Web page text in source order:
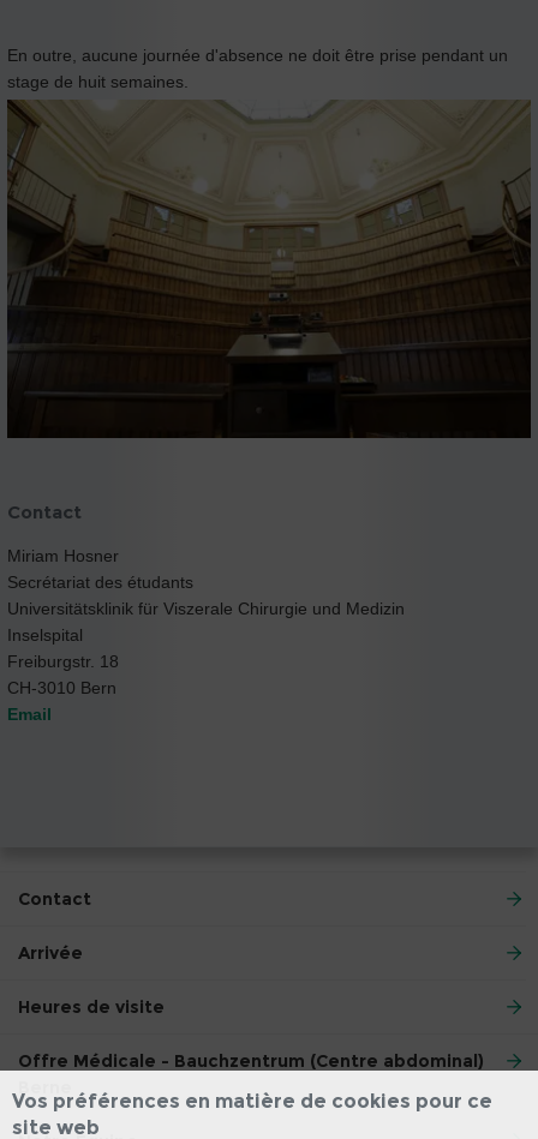
En outre, aucune journée d'absence ne doit être prise pendant un
stage de huit semaines.
Contact
Miriam Hosner
Secrétariat des étudants
Universitätsklinik für Viszerale Chirurgie und Medizin
Inselspital
Freiburgstr. 18
CH-3010 Bern
Email
Contact
Arrivée
Heures de visite
Offre Médicale - Bauchzentrum (Centre abdominal)
Vos préférences en matière de cookies pour ce
site web